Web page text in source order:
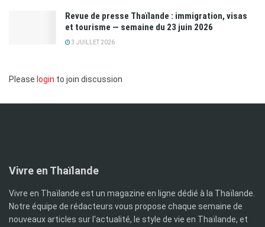
Revue de presse Thaïlande : immigration, visas
et tourisme — semaine du 23 juin 2026
3 JUILLET 2026
Please login to join discussion
Vivre en Thaïlande
Vivre en Thaïlande est un magazine en ligne dédié à la Thaïlande.
Notre équipe de rédacteurs vous propose chaque semaine de
nouveaux articles sur l'actualité, le style de vie en Thaïlande, et